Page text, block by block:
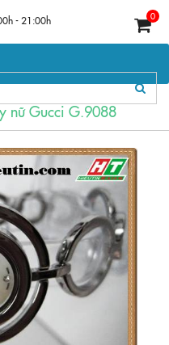
- 21:00h 0
nữ Gucci G.9088